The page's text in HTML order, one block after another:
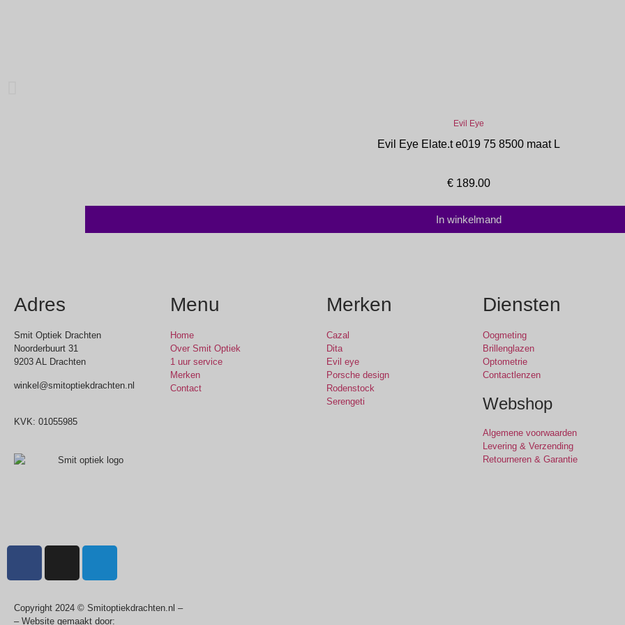
Evil Eye
Evil Eye Elate.t e019 75 8500 maat L
€ 189.00
In winkelmand
Adres
Smit Optiek Drachten
Noorderbuurt 31
9203 AL Drachten
winkel@smitoptiekdrachten.nl
KVK: 01055985
Menu
Home
Over Smit Optiek
1 uur service
Merken
Contact
Merken
Cazal
Dita
Evil eye
Porsche design
Rodenstock
Serengeti
Diensten
Oogmeting
Brillenglazen
Optometrie
Contactlenzen
Webshop
Algemene voorwaarden
Levering & Verzending
Retourneren & Garantie
Copyright 2024 © Smitoptiekdrachten.nl –
– Website gemaakt door: